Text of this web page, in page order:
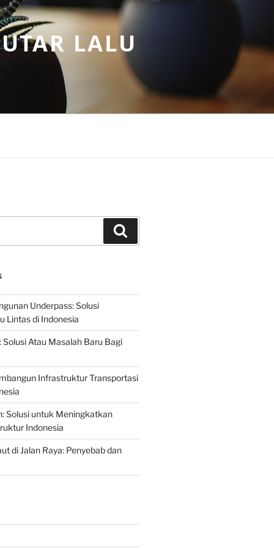
LALU
Underpass: Solusi
Lintas di Indonesia
Solusi Atau Masalah Baru Bagi
Infrastruktur Transportasi
Solusi untuk Meningkatkan
Indonesia
di Jalan Raya: Penyebab dan